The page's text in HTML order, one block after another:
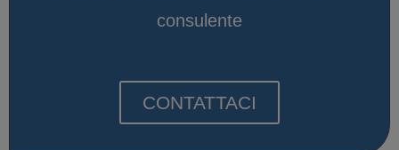
consulente
CONTATTACI